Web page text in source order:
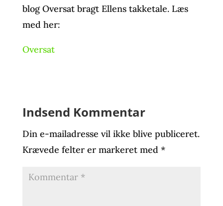
blog Oversat bragt Ellens takketale. Læs
med her:
Oversat
Indsend Kommentar
Din e-mailadresse vil ikke blive publiceret.
Krævede felter er markeret med *